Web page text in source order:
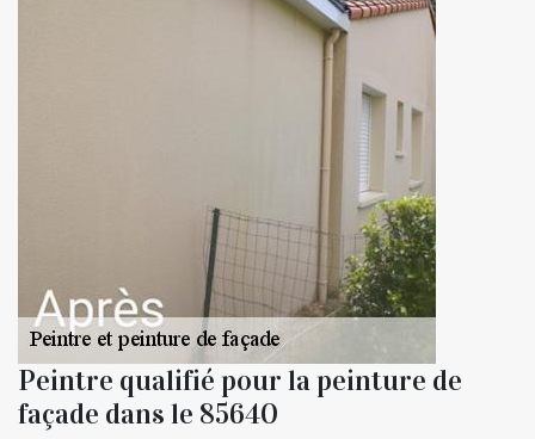
Peintre qualifié pour la peinture de
façade dans le 85640